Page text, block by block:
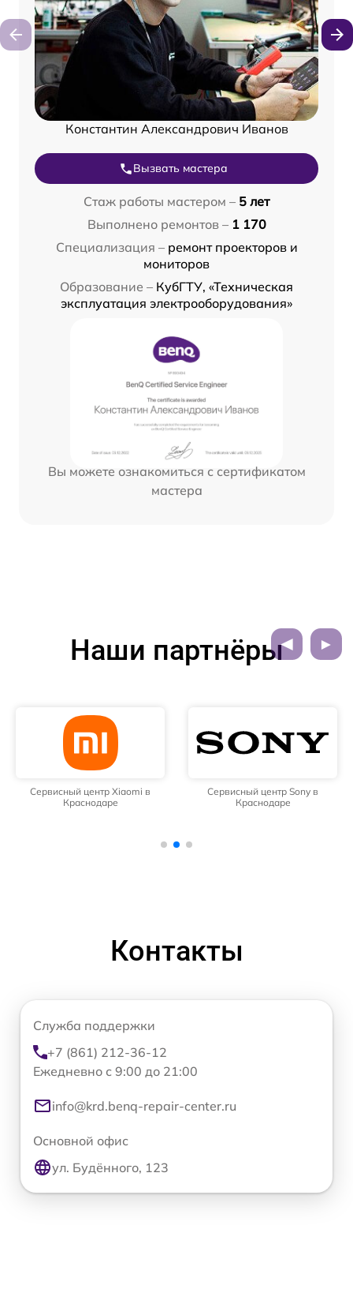
Константин Александрович Иванов
Вызвать мастера
Стаж работы мастером – 5 лет
Выполнено ремонтов – 1 170
Специализация – ремонт проекторов и
мониторов
Образование – КубГТУ, «Техническая
эксплуатация электрооборудования»
Вы можете ознакомиться с сертификатом
мастера
Наши партнёры
Сервисный центр Xiaomi в
Краснодаре
Сервисный центр Sony в
Краснодаре
Контакты
Служба поддержки
+7 (861) 212-36-12
Ежедневно с 9:00 до 21:00
info@krd.benq-repair-center.ru
Основной офис
ул. Будённого, 123